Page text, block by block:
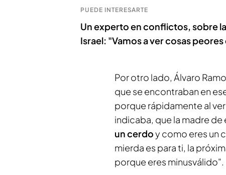
PUEDE INTERESARTE
Un experto en conflictos, sobre
Israel: "Vamos a ver cosas
Por otro lado, Álvaro
que se encontraban en
porque rápidamente al
indicaba, que la madre
un cerdoy como eres un
mierda es para ti, la
porque eres minusválido".